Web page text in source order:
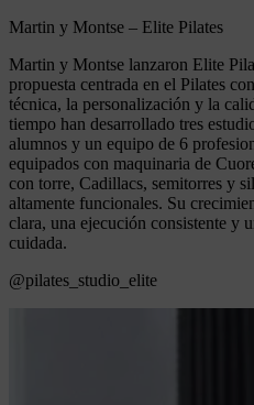
Martin y Montse – Elite Pilates
Martin y Montse lanzaron Elite
propuesta centrada en el Pilates
técnica, la personalización y la
tiempo han desarrollado tres
alumnos y un equipo de 6
equipados con maquinaria de
con torre, Cadillacs, semitorres y
altamente funcionales. Su
clara, una ejecución consistente y
cuidada.
@pilates_studio_elite